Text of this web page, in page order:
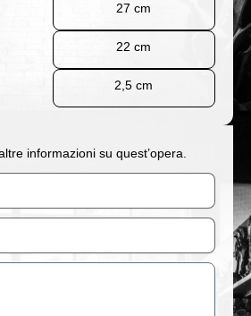
27 cm
22 cm
2,5 cm
informazioni su quest’opera.